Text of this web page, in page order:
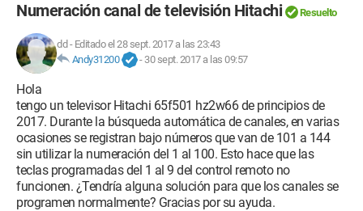
Numeración canal de televisión Hitachi Resuelto
dd - Editado el 28 sept. 2017 a las 23:43
Andy31200
- 30 sept. 2017 a las 09:57
Hola
tengo un televisor Hitachi 65f501 hz2w66 de principios de
2017. Durante la búsqueda automática de canales, en varias
ocasiones se registran bajo números que van de 101 a 144
sin utilizar la numeración del 1 al 100. Esto hace que las
teclas programadas del 1 al 9 del control remoto no
funcionen. ¿Tendría alguna solución para que los canales se
programen normalmente? Gracias por su ayuda.